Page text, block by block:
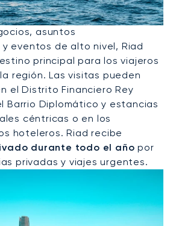
Privado A Riad
asuntos
eventos de alto nivel, Riad
principal para los viajeros
región. Las visitas pueden
el Distrito Financiero Rey
Barrio Diplomático y estancias
céntricas o en los
hoteleros. Riad recibe
durante todo el año por
privadas y viajes urgentes.